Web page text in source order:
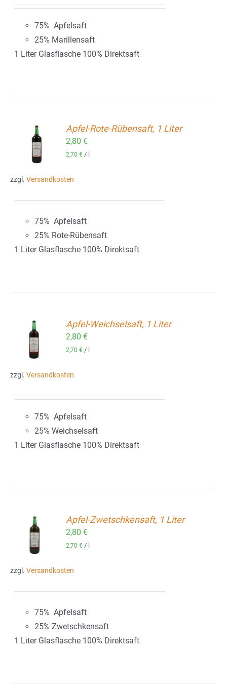
75% Apfelsaft
25% Marillensaft
1 Liter Glasflasche 100% Direktsaft
Apfel-Rote-Rübensaft, 1 Liter
2,80€
2,70€ /
zzgl. Versandkosten
75% Apfelsaft
25% Rote-Rübensaft
1 Liter Glasflasche 100% Direktsaft
Apfel-Weichselsaft, 1 Liter
2,80€
2,70€ /
zzgl. Versandkosten
75% Apfelsaft
25% Weichselsaft
1 Liter Glasflasche 100% Direktsaft
Apfel-Zwetschkensaft, 1 Liter
2,80€
2,70€ /
zzgl. Versandkosten
75% Apfelsaft
25% Zwetschkensaft
1 Liter Glasflasche 100% Direktsaft